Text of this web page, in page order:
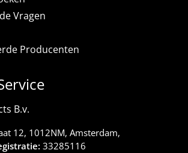
Vragen
Producenten
B.v.
12, 1012NM, Amsterdam,
33285116